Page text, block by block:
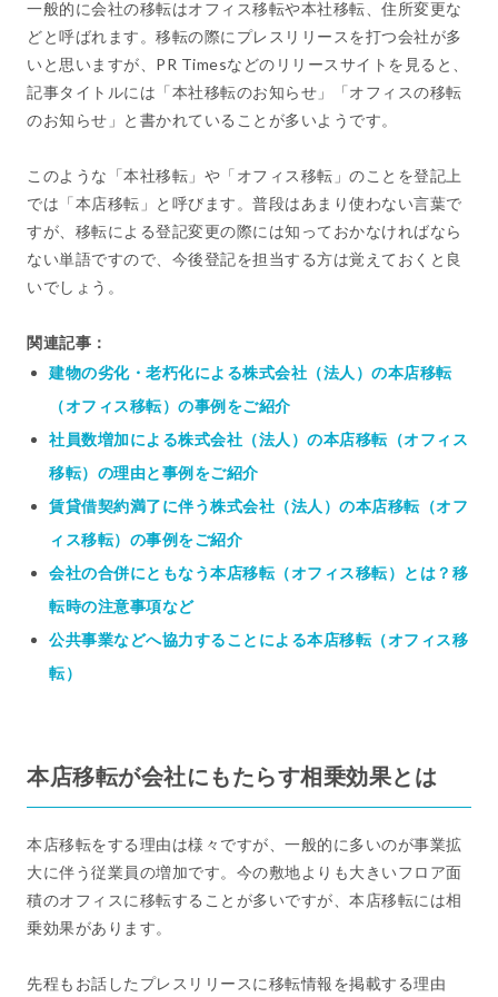
一般的に会社の移転はオフィス移転や本社移転、住所変更な
どと呼ばれます。移転の際にプレスリリースを打つ会社が多
いと思いますが、PR Timesなどのリリースサイトを見ると、
記事タイトルには「本社移転のお知らせ」「オフィスの移転
のお知らせ」と書かれていることが多いようです。
このような「本社移転」や「オフィス移転」のことを登記上
では「本店移転」と呼びます。普段はあまり使わない言葉で
すが、移転による登記変更の際には知っておかなければなら
ない単語ですので、今後登記を担当する方は覚えておくと良
いでしょう。
関連記事：
建物の劣化・老朽化による株式会社（法人）の本店移転
（オフィス移転）の事例をご紹介
社員数増加による株式会社（法人）の本店移転（オフィス
移転）の理由と事例をご紹介
賃貸借契約満了に伴う株式会社（法人）の本店移転（オフ
ィス移転）の事例をご紹介
会社の合併にともなう本店移転（オフィス移転）とは？移
転時の注意事項など
公共事業などへ協力することによる本店移転（オフィス移
転）
本店移転が会社にもたらす相乗効果とは
本店移転をする理由は様々ですが、一般的に多いのが事業拡
大に伴う従業員の増加です。今の敷地よりも大きいフロア面
積のオフィスに移転することが多いですが、本店移転には相
乗効果があります。
先程もお話したプレスリリースに移転情報を掲載する理由